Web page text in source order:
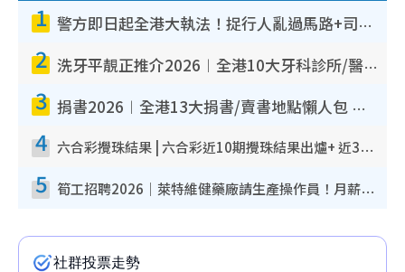
1 警方即日起全港大執法！捉行人亂過馬路+司機不專注駕駛！亂過馬路罰$2000
2 洗牙平靚正推介2026︱全港10大牙科診所/醫院懶人包 夜診至8點/鎮靜潔牙/醫療券適用
3 捐書2026︱全港13大捐書/賣書地點懶人包 二手課本最高$150＋舊書換免費咖啡/戲票
4 六合彩攪珠結果 | 六合彩近10期攪珠結果出爐+ 近30期最旺熱門中獎號碼
5 筍工招聘2026｜萊特維健藥廠請生產操作員！月薪高達$1.7萬 冷氣廠房/五天工作/保證雙糧